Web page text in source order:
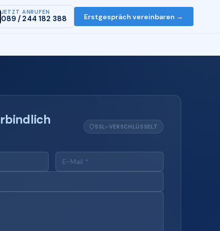
JETZT ANRUFEN
089 / 244 182 388 Erstgespräch vereinbaren →
SSL-VERSCHLÜSSELT